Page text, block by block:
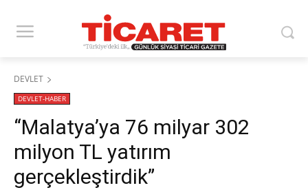
DEVLET
DEVLET-HABER
“Malatya’ya 76 milyar 302
milyon TL yatırım
gerçekleştirdik”